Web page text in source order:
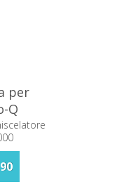
per
Q